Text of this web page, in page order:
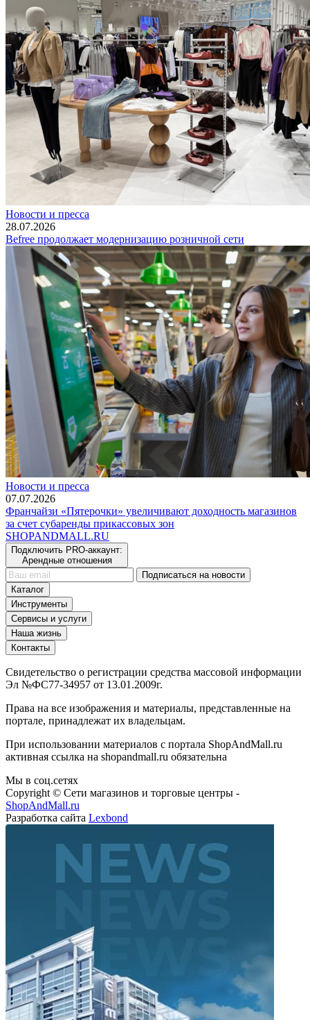
Новости и пресса
28.07.2026
Befree продолжает модернизацию розничной сети
Новости и пресса
07.07.2026
Франчайзи «Пятерочки» увеличивают доходность магазинов
за счет субаренды прикассовых зон
SHOPANDMALL.RU
Подключить PRO-аккаунт:
Арендные отношения
Подписаться на новости
Каталог
Инструменты
Сервисы и услуги
Наша жизнь
Контакты
Свидетельство о регистрации средства массовой информации
Эл №ФС77-34957 от 13.01.2009г.
Права на все изображения и материалы, представленные на
портале, принадлежат их владельцам.
При использовании материалов с портала ShopAndMall.ru
активная ссылка на shopandmall.ru обязательна
Мы в соц.сетях
Copyright © Сети магазинов и торговые центры -
ShopAndMall.ru
Разработка сайта Lexbond